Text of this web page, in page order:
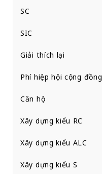
SC
SIC
Giải thích lại
Phí hiệp hội cộng đồng
Căn hộ
Xây dựng kiểu RC
Xây dựng kiểu ALC
Xây dựng kiểu S